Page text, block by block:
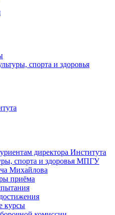
спорта и здоровья
директора Института
спорта и здоровья МПГУ
Михайлова
приёма
курсы